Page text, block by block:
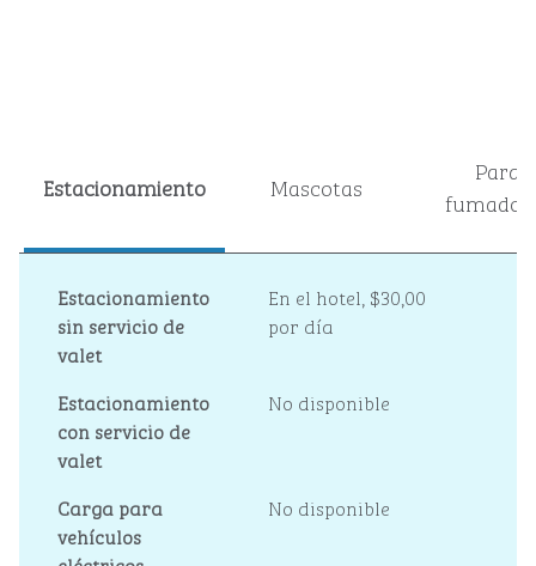
Estacionamiento Mascotas
Para
Estacionamiento
sin servicio de
valet
En el hotel, $30,00
por día
Estacionamiento
con servicio de
valet
No disponible
Carga para
vehículos
No disponible